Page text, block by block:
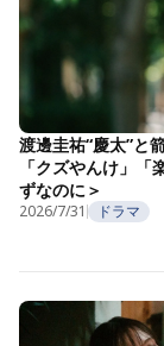
渡邊圭祐“慶太”と
「クズやんけ」
ずなのに＞
2026/7/31 ドラマ